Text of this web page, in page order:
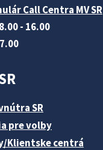
Call Centra MV SR
- 16.00
SR
pre volby
Klientske centrá